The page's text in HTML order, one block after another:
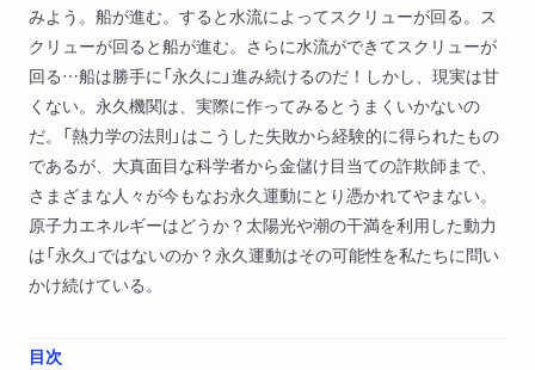
みよう。船が進む。すると水流によってスクリューが回る。ス
クリューが回ると船が進む。さらに水流ができてスクリューが
回る…船は勝手に「永久に」進み続けるのだ！しかし、現実は甘
くない。永久機関は、実際に作ってみるとうまくいかないの
だ。「熱力学の法則」はこうした失敗から経験的に得られたもの
であるが、大真面目な科学者から金儲け目当ての詐欺師まで、
さまざまな人々が今もなお永久運動にとり憑かれてやまない。
原子力エネルギーはどうか？太陽光や潮の干満を利用した動力
は「永久」ではないのか？永久運動はその可能性を私たちに問い
かけ続けている。
目次